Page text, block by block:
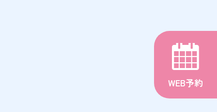

WEB予約